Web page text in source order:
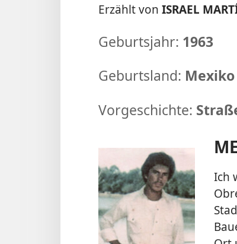
Erzählt von ISRAEL
Geburtsjahr: 1963
Geburtsland: Mexiko
Vorgeschichte:
Ich